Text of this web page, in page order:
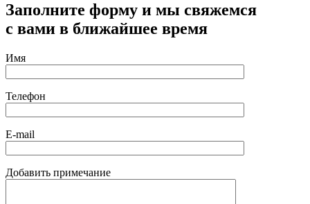
Заполните форму и мы свяжемся
с вами в ближайшее время
Имя
Телефон
E-mail
Добавить примечание